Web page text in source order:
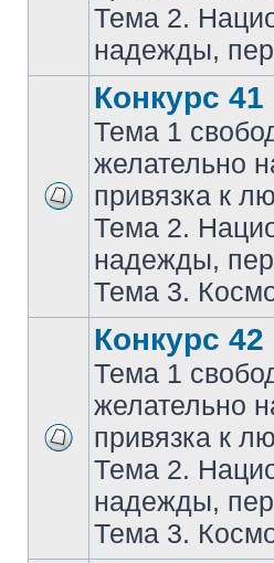
Тема 2.
надежды,
Конкурс 41
Тема 1
желательно
привязка к
Тема 2.
надежды,
Тема 3.
Конкурс 42
Тема 1
желательно
привязка к
Тема 2.
надежды,
Тема 3.